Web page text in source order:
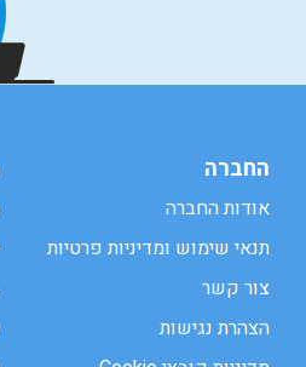
החברה
אודות החברה
תנאי שימוש ומדיניות פרטיות
צור קשר
הצהרת נגישות